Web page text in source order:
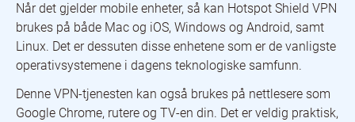
Når det gjelder mobile enheter, så kan Hotspot Shield VPN
brukes på både Mac og iOS, Windows og Android, samt
Linux. Det er dessuten disse enhetene som er de vanligste
operativsystemene i dagens teknologiske samfunn.
Denne VPN-tjenesten kan også brukes på nettlesere som
Google Chrome, rutere og TV-en din. Det er veldig praktisk,